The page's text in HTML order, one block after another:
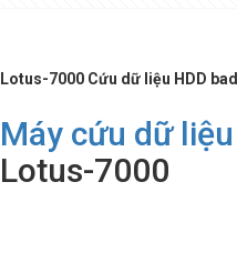
Lotus-7000 Cứu dữ liệu HDD bad
Máy cứu dữ liệu
Lotus-7000